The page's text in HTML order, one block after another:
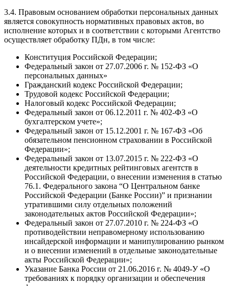
3.4. Правовым основанием обработки персональных данных
является совокупность нормативных правовых актов, во
исполнение которых и в соответствии с которыми Агентство
осуществляет обработку ПДн, в том числе:
Конституция Российской Федерации;
Федеральный закон от 27.07.2006 г. № 152-ФЗ «О
персональных данных»
Гражданский кодекс Российской Федерации;
Трудовой кодекс Российской Федерации;
Налоговый кодекс Российской Федерации;
Федеральный закон от 06.12.2011 г. № 402-ФЗ «О
бухгалтерском учете»;
Федеральный закон от 15.12.2001 г. № 167-ФЗ «Об
обязательном пенсионном страховании в Российской
Федерации»;
Федеральный закон от 13.07.2015 г. № 222-ФЗ «О
деятельности кредитных рейтинговых агентств в
Российской Федерации, о внесении изменения в статью
76.1. Федерального закона “О Центральном банке
Российской Федерации (Банке России)” и признании
утратившими силу отдельных положений
законодательных актов Российской Федерации»;
Федеральный закон от 27.07.2010 г. № 224-ФЗ «О
противодействии неправомерному использованию
инсайдерской информации и манипулированию рынком
и о внесении изменений в отдельные законодательные
акты Российской Федерации»;
Указание Банка России от 21.06.2016 г. № 4049-У «О
требованиях к порядку организации и обеспечения